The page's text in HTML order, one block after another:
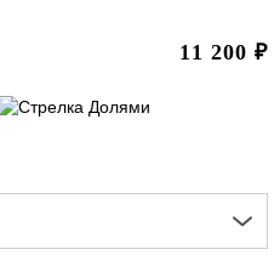
11 200 ₽